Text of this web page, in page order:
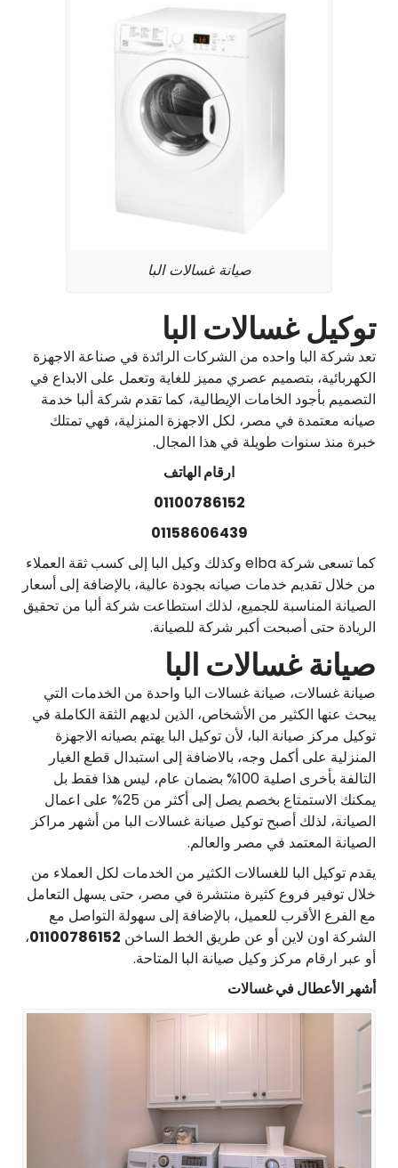
صيانة غسالات البا
توكيل غسالات البا
تعد شركة البا واحده من الشركات الرائدة في صناعة الاجهزة
الكهربائية، بتصميم عصري مميز للغاية وتعمل على الابداع في
التصميم بأجود الخامات الإيطالية، كما تقدم شركة ألبا خدمة
صيانه معتمدة في مصر، لكل الاجهزة المنزلية، فهي تمتلك
خبرة منذ سنوات طويلة في هذا المجال.
ارقام الهاتف
01100786152
01158606439
كما تسعى شركة elba وكذلك وكيل البا إلى كسب ثقة العملاء
من خلال تقديم خدمات صيانه بجودة عالية، بالإضافة إلى أسعار
الصيانة المناسبة للجميع، لذلك استطاعت شركة ألبا من تحقيق
الريادة حتى أصبحت أكبر شركة للصيانة.
صيانة غسالات البا
صيانة غسالات، صيانة غسالات البا واحدة من الخدمات التي
يبحث عنها الكثير من الأشخاص، الذين لديهم الثقة الكاملة في
توكيل مركز صيانة البا، لأن توكيل البا يهتم بصيانه الاجهزة
المنزلية على أكمل وجه، بالاضافة إلى استبدال قطع الغيار
التالفة بأخرى اصلية 100% بضمان عام، ليس هذا فقط بل
يمكنك الاستمتاع بخصم يصل إلى أكثر من 25% على اعمال
الصيانة، لذلك أصبح توكيل صيانة غسالات البا من أشهر مراكز
الصيانة المعتمد في مصر والعالم.
يقدم توكيل البا للغسالات الكثير من الخدمات لكل العملاء من
خلال توفير فروع كثيرة منتشرة في مصر، حتى يسهل التعامل
مع الفرع الأقرب للعميل، بالإضافة إلى سهولة التواصل مع
الشركة اون لاين أو عن طريق الخط الساخن 01100786152،
أو عبر ارقام مركز وكيل صيانة البا المتاحة.
أشهر الأعطال في غسالات